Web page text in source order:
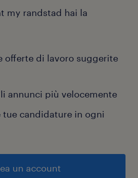
my randstad hai la
offerte di lavoro suggerite
annunci più velocemente
tue candidature in ogni
un account